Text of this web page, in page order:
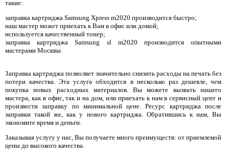
такие:
заправка картриджа Samsung Xpress m2020 производится быстро;
наш мастер может приехать к Вам в офис или домой;
используется качественный тонер;
заправка картриджа Samsung sl m2020 производится опытными
мастерами Москвы.
Заправка картриджа позволяет значительно снизить расходы на печать без
потери качества. Эта услуга обходится в несколько раз дешевле, чем
покупка новых расходных материалов. Вы можете вызвать нашего
мастера, как в офис, так и на дом, или приехать к нам в сервисный цент и
произвести заправку по минимальной цене. Ресурс картриджа после
заправки такой же, как у нового картриджа. Обратившись к нам, Вы
экономите время и деньги.
Заказывая услугу у нас, Вы получаете много преимуществ: от приемлемой
цены до высокого качества.